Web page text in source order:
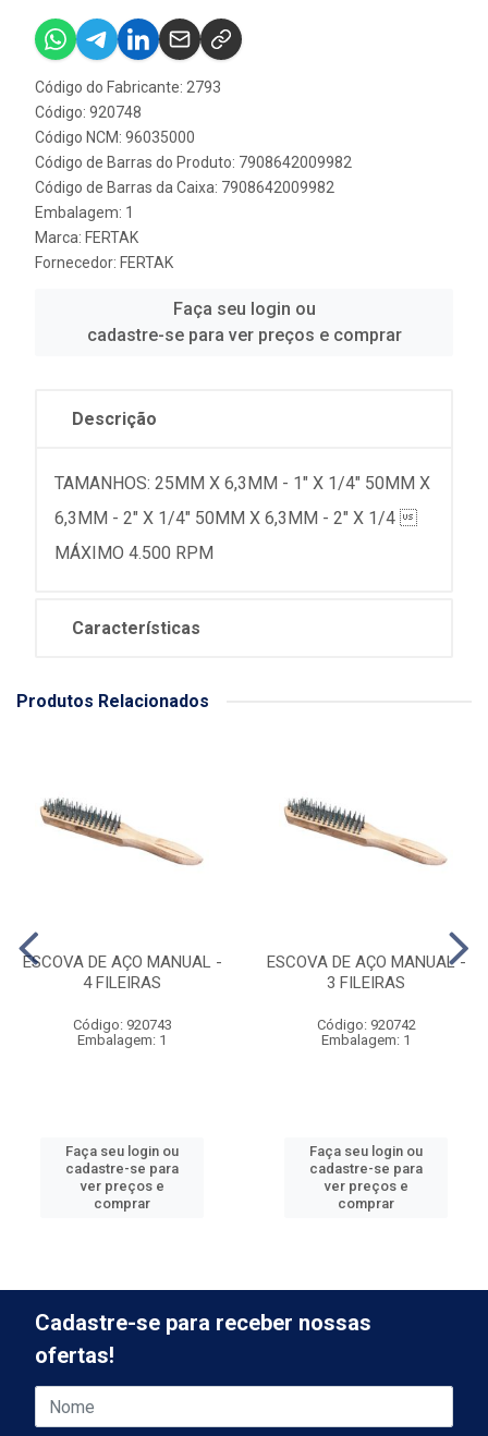
Código do Fabricante: 2793
Código: 920748
Código NCM: 96035000
Código de Barras do Produto: 7908642009982
Código de Barras da Caixa: 7908642009982
Embalagem: 1
Marca: FERTAK
Fornecedor: FERTAK
Faça seu login ou
cadastre-se para ver preços e comprar
Descrição
TAMANHOS: 25MM X 6,3MM - 1" X 1/4" 50MM X
6,3MM - 2" X 1/4" 50MM X 6,3MM - 2" X 1/4
MÁXIMO 4.500 RPM
Características
Produtos Relacionados
ESCOVA DE AÇO MANUAL -
4 FILEIRAS
Código: 920743
Embalagem: 1
Faça seu login ou
cadastre-se para
ver preços e
comprar
ESCOVA DE AÇO MANUAL -
3 FILEIRAS
Código: 920742
Embalagem: 1
Faça seu login ou
cadastre-se para
ver preços e
comprar
Cadastre-se para receber nossas
ofertas!